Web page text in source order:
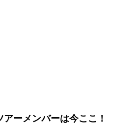
ーメンバーは今ここ！